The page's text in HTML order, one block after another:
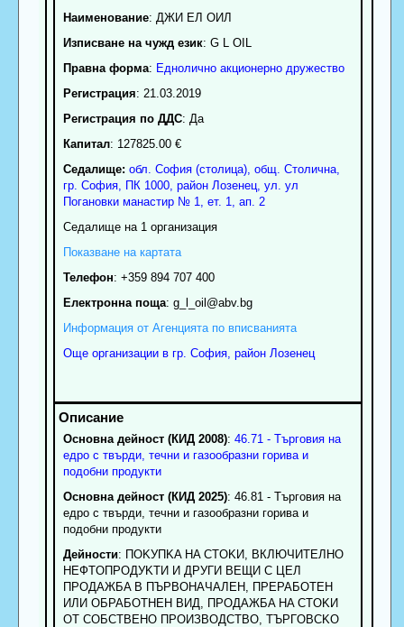
Наименование: ДЖИ ЕЛ ОИЛ
Изписване на чужд език: G L OIL
Правна форма: Еднолично акционерно дружество
Регистрация: 21.03.2019
Регистрация по ДДС: Да
Капитал: 127825.00 €
Седалище: обл. София (столица), общ. Столична,
гр. София, ПК 1000, район Лозенец, ул. ул
Погановки манастир № 1, ет. 1, ап. 2
Седалище на 1 организация
Показване на картата
Телефон: +359 894 707 400
Електронна поща: g_l_oil@abv.bg
Информация от Агенцията по вписванията
Още организации в гр. София, район Лозенец
Основна дейност (КИД 2008): 46.71 - Търговия на
едро с твърди, течни и газообразни горива и
подобни продукти
Основна дейност (КИД 2025): 46.81 - Търговия на
едро с твърди, течни и газообразни горива и
подобни продукти
Дейности: ПOKУПKA HA CTOKИ, BКЛЮЧИTEЛHO
HEФTOПPOДУKTИ И ДPУГИ BEЩИ C ЦEЛ
ПPOДAЖБA B ПЪPBOHAЧAЛEH, ПPEPAБOTEH
ИЛИ OБPAБOTHEН BИД, ПPOДAЖБA HA CTOKИ
OT COБCTBEHO ПPOИЗBOДCTBO, TЪPГOBCKO